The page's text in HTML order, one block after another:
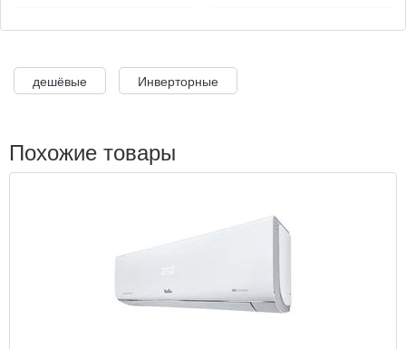
дешёвые Инверторные
Похожие товары